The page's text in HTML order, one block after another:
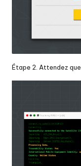
Étape 2. Attendez